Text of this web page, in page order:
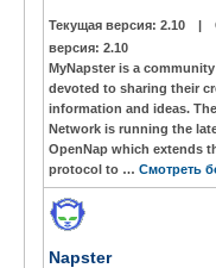
Текущая версия: 2.10 |
версия: 2.10
MyNapster is a
devoted to sharing their
information and ideas.
Network is running the
OpenNap which extends
protocol to … Смотреть
Napster